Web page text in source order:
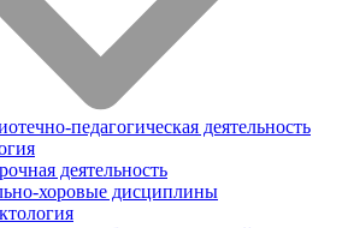
педагогическая деятельность
деятельность
хоровые дисциплины